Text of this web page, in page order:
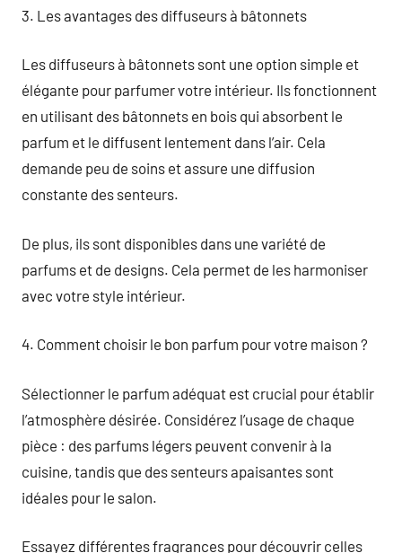
3. Les avantages des diffuseurs à bâtonnets
Les diffuseurs à bâtonnets sont une option simple et
élégante pour parfumer votre intérieur. Ils fonctionnent
en utilisant des bâtonnets en bois qui absorbent le
parfum et le diffusent lentement dans l’air. Cela
demande peu de soins et assure une diffusion
constante des senteurs.
De plus, ils sont disponibles dans une variété de
parfums et de designs. Cela permet de les harmoniser
avec votre style intérieur.
4. Comment choisir le bon parfum pour votre maison ?
Sélectionner le parfum adéquat est crucial pour établir
l’atmosphère désirée. Considérez l’usage de chaque
pièce : des parfums légers peuvent convenir à la
cuisine, tandis que des senteurs apaisantes sont
idéales pour le salon.
Essayez différentes fragrances pour découvrir celles